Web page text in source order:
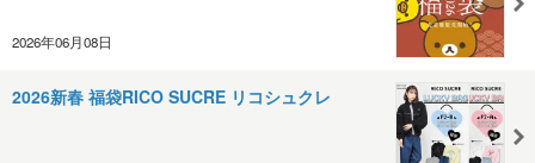
2026年06月08日
2026新春 福袋RICO SUCRE リコシュクレ